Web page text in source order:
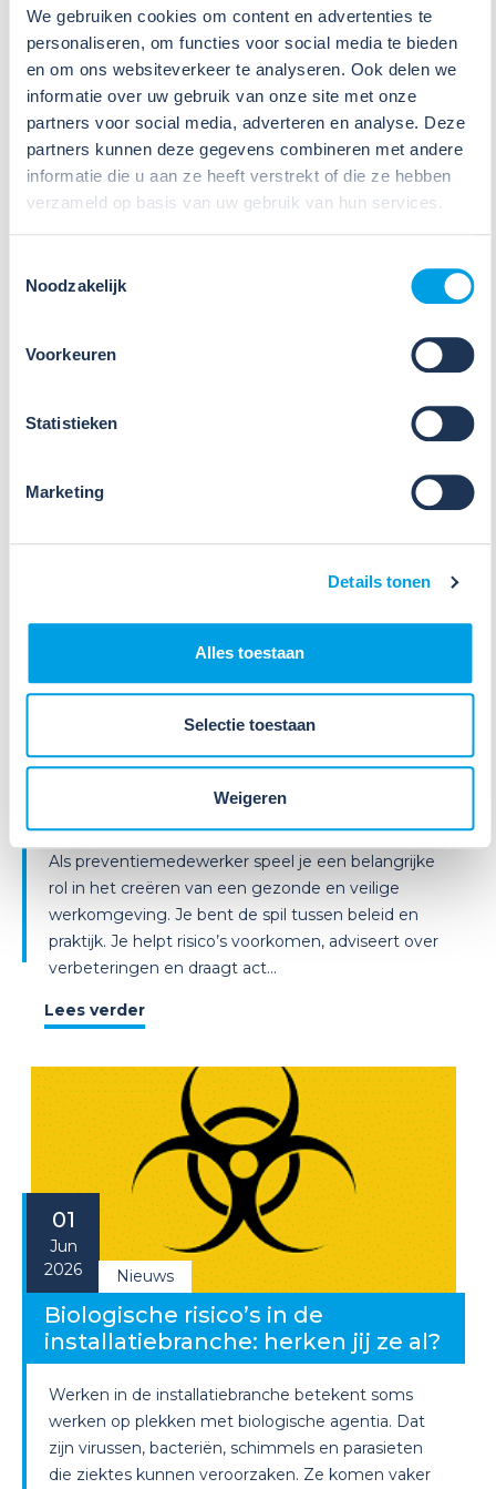
We gebruiken cookies om content en advertenties te
personaliseren, om functies voor social media te bieden
en om ons websiteverkeer te analyseren. Ook delen we
informatie over uw gebruik van onze site met onze
partners voor social media, adverteren en analyse. Deze
partners kunnen deze gegevens combineren met andere
informatie die u aan ze heeft verstrekt of die ze hebben
verzameld op basis van uw gebruik van hun services.
Noodzakelijk
Voorkeuren
Statistieken
Marketing
Details tonen
Alles toestaan
Selectie toestaan
Weigeren
09
Jul
2026
Nieuws
VIB of WIK? Wat heb je nodig om
veilig te werken met gevaarlijke
stoffen?
Veiligheidsinformatiebladen (VIB's) of mini-VIB's
werken. Dat is een belangrijke eerste stap, maar
Jul
Weet jij welke taken een
moet uitvoeren[M?
Als preventiemedewerker speel je een belangrijke
rol in het creëren van een gezonde en veilige
werkomgeving. Je bent de spil tussen beleid en
praktijk. Je helpt risico’s voorkomen, adviseert over
verbeteringen en draagt act...
Lees verder
01
Jun
2026
Nieuws
Biologische risico’s in de
installatiebranche: herken jij ze al?
Werken in de installatiebranche betekent soms
werken op plekken met biologische agentia. Dat
zijn virussen, bacteriën, schimmels en parasieten
die ziektes kunnen veroorzaken. Ze komen vaker